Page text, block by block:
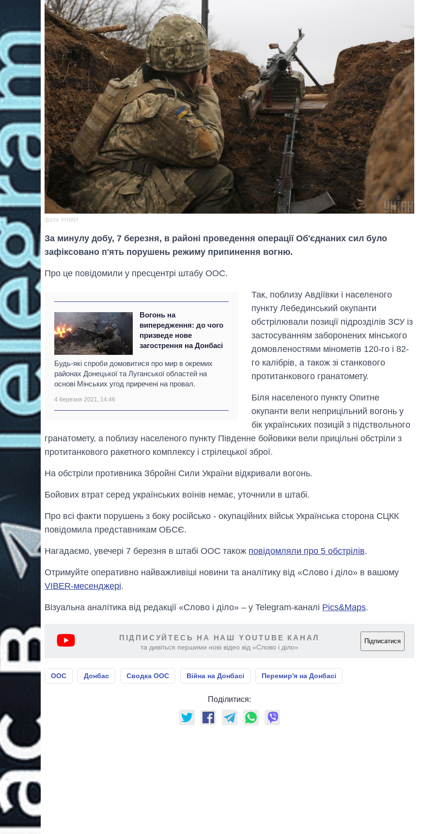
фото УНІАН
За минулу добу, 7 березня, в районі проведення операції Об'єднаних сил було
зафіксовано п'ять порушень режиму припинення вогню.
Про це повідомили у пресцентрі штабу ООС.
Вогонь на
випередження: до чого
призведе нове
загострення на Донбасі
Будь-які спроби домовитися про мир в окремих
районах Донецької та Луганської областей на
основі Мінських угод приречені на провал.
4 березня 2021, 14:46
Так, поблизу Авдіївки і населеного
пункту Лебединський окупанти
обстрілювали позиції підрозділів ЗСУ із
застосуванням заборонених мінського
домовленостями мінометів 120-го і 82-
го калібрів, а також зі станкового
протитанкового гранатомету.
Біля населеного пункту Опитне
окупанти вели неприцільний вогонь у
бік українських позицій з підствольного
гранатомету, а поблизу населеного пункту Південне бойовики вели прицільні обстріли з
протитанкового ракетного комплексу і стрілецької зброї.
На обстріли противника Збройні Сили України відкривали вогонь.
Бойових втрат серед українських воїнів немає, уточнили в штабі.
Про всі факти порушень з боку російсько - окупаційних військ Українська сторона СЦКК
повідомила представникам ОБСЄ.
Нагадаємо, увечері 7 березня в штабі ООС також повідомляли про 5 обстрілів.
Отримуйте оперативно найважливіші новини та аналітику від «Слово і діло» в вашому
VIBER-месенджері.
Візуальна аналітика від редакції «Слово і діло» – у Telegram-каналі Pics&Maps.
ПІДПИСУЙТЕСЬ НА НАШ YOUTUBE КАНАЛ
та дивіться першими нові відео від «Слово і діло»
Підписатися
ООС Донбас Сводка ООС Війна на Донбасі Перемир'я на Донбасі
Поділитися:
Скільки картоплі
Україні до і під час